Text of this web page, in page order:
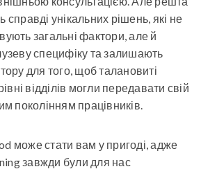
справді унікальних рішень, які не
загальні фактори, але й
специфіку та залишають
для того, щоб талановиті
відділів могли передавати свій
поколінням працівників.
може стати вам у пригоді, адже
завжди були для нас